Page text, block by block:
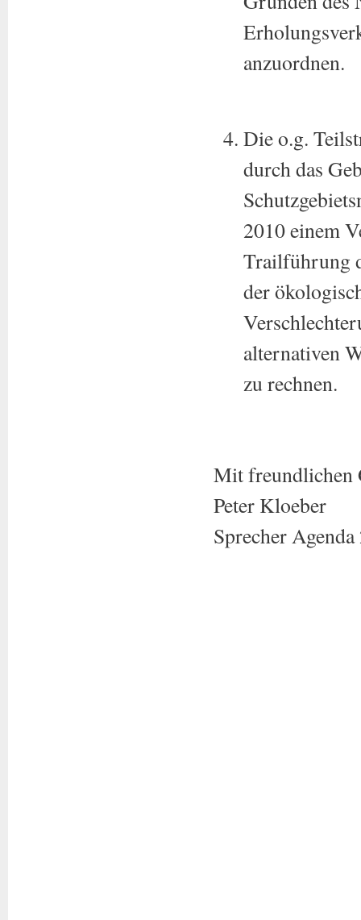
anzuordnen.
Die o.g.
durch das
2010 einem
Trailführung
der
alternativen
zu rechnen.
Mit freundlichen
Peter Kloeber
Sprecher